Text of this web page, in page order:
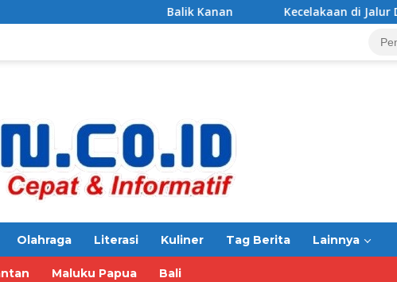
Balik Kanan Kecelakaan di Jalur Daendels
Olahraga Literasi Kuliner Tag Berita Lainnya
Maluku Papua Bali